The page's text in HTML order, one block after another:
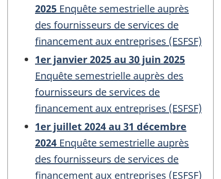
2025 Enquête semestrielle auprès
des fournisseurs de services de
financement aux entreprises (ESFSF)
1er janvier 2025 au 30 juin 2025
Enquête semestrielle auprès des
fournisseurs de services de
financement aux entreprises (ESFSF)
1er juillet 2024 au 31 décembre
2024 Enquête semestrielle auprès
des fournisseurs de services de
financement aux entreprises (ESFSF)